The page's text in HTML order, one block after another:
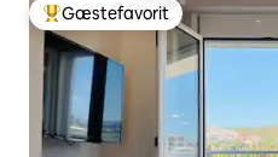
Bedste gæstefavorit
Gæstefavorit